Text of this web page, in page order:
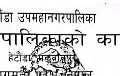
आशय पत्र दर्ता सम्बन्धी सूचना
शिक्षक सरुवा सहमतिका लागि दरखास्त